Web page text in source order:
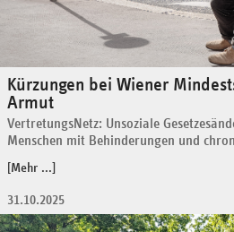
Kürzungen bei Wiener
Armut
VertretungsNetz: Unsoziale
Menschen mit Behinderungen und
[Mehr ...]
31.10.2025